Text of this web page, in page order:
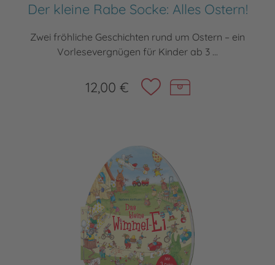
Der kleine Rabe Socke: Alles Ostern!
Zwei fröhliche Geschichten rund um Ostern – ein
Vorlesevergnügen für Kinder ab 3 ...
12,00 €